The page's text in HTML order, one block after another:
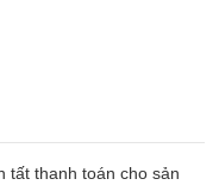
tất thanh toán cho sản